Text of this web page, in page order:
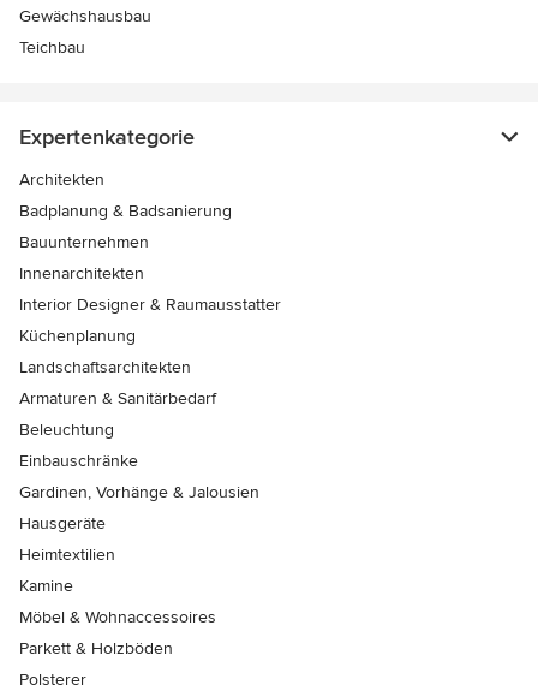
Gewächshausbau
Teichbau
Expertenkategorie
Architekten
Badplanung & Badsanierung
Bauunternehmen
Innenarchitekten
Interior Designer & Raumausstatter
Küchenplanung
Landschaftsarchitekten
Armaturen & Sanitärbedarf
Beleuchtung
Einbauschränke
Gardinen, Vorhänge & Jalousien
Hausgeräte
Heimtextilien
Kamine
Möbel & Wohnaccessoires
Parkett & Holzböden
Polsterer